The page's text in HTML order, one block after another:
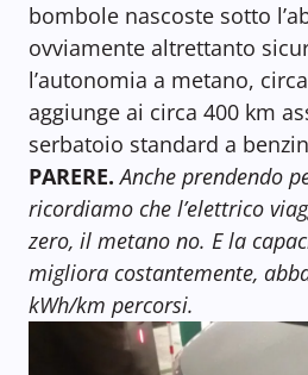
bombole nascoste sotto
ovviamente altrettanto
l’autonomia a metano,
aggiunge ai circa 400 km
serbatoio standard a
PARERE.Anche prendendo
ricordiamo che l’elettrico
zero, il metano no. E la
migliora costantemente,
kWh/km percorsi.